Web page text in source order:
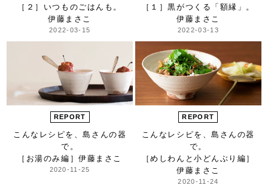
［２］いつものごはんも。
伊藤まさこ
2022-03-15
［１］黒がつくる「額縁」。
伊藤まさこ
2022-03-13
REPORT
こんなレシピを、島さんの器
で。
［お湯のみ編］伊藤まさこ
2020-11-25
REPORT
こんなレシピを、島さんの器
で。
［めしわんと小どんぶり編］
伊藤まさこ
2020-11-24